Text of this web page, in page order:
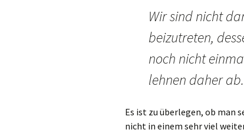
Wir sind nicht
beizutreten,
noch nicht
lehnen daher ab.
Es ist zu überlegen, ob man
nicht in einem sehr viel